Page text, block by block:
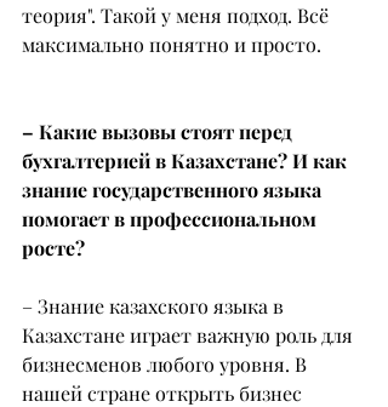
теория". Такой у меня подход. Всё
максимально понятно и просто.
– Какие вызовы стоят перед
бухгалтерией в Казахстане? И как
знание государственного языка
помогает в профессиональном
росте?
– Знание казахского языка в
Казахстане играет важную роль для
бизнесменов любого уровня. В
нашей стране открыть бизнес